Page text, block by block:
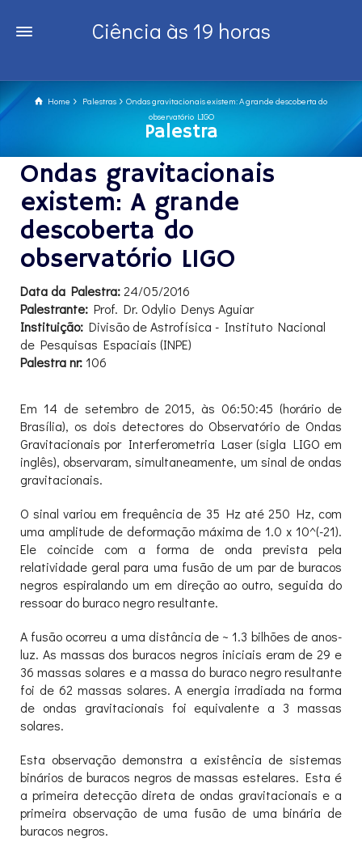
Ciência às 19 horas
Home Palestras
Ondas gravitacionais existem: A grande descoberta do
observatório LIGO
Palestra
Ondas gravitacionais
existem: A grande
descoberta do
observatório LIGO
Data da Palestra:24/05/2016
Palestrante: Prof. Dr. Odylio Denys Aguiar
Instituição: Divisão de Astrofísica - Instituto Nacional
de Pesquisas Espaciais (INPE)
Palestra nr:106
Em 14 de setembro de 2015, às 06:50:45 (horário de
Brasília), os dois detectores do Observatório de Ondas
Gravitacionais por Interferometria Laser (sigla LIGO em
inglês), observaram, simultaneamente, um sinal de ondas
gravitacionais.
O sinal variou em frequência de 35 Hz até 250 Hz, com
uma amplitude de deformação máxima de 1.0 x 10^(-21).
Ele coincide com a forma de onda prevista pela
relatividade geral para uma fusão de um par de buracos
negros espiralando um em direção ao outro, seguida do
ressoar do buraco negro resultante.
A fusão ocorreu a uma distância de ~ 1.3 bilhões de anos-
luz. As massas dos buracos negros iniciais eram de 29 e
36 massas solares e a massa do buraco negro resultante
foi de 62 massas solares. A energia irradiada na forma
de ondas gravitacionais foi equivalente a 3 massas
solares.
Esta observação demonstra a existência de sistemas
binários de buracos negros de massas estelares. Esta é
a primeira detecção direta de ondas gravitacionais e a
primeira observação de uma fusão de uma binária de
buracos negros.